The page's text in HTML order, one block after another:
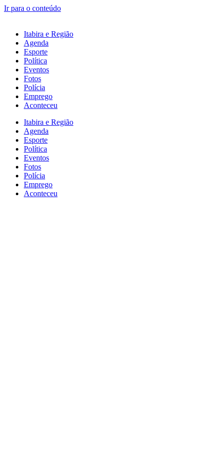
Ir para o conteúdo
Itabira e Região
Agenda
Esporte
Política
Eventos
Fotos
Polícia
Emprego
Aconteceu
Itabira e Região
Agenda
Esporte
Política
Eventos
Fotos
Polícia
Emprego
Aconteceu